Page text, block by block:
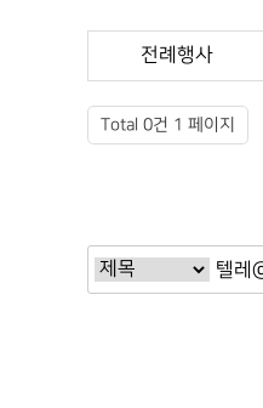
전례행사
Total 0건 1 페이지